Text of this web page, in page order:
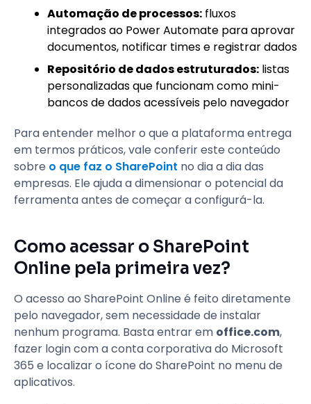
Automação de processos: fluxos
integrados ao Power Automate para aprovar
documentos, notificar times e registrar dados
Repositório de dados estruturados: listas
personalizadas que funcionam como mini-
bancos de dados acessíveis pelo navegador
Para entender melhor o que a plataforma entrega
em termos práticos, vale conferir este conteúdo
sobre o que faz o SharePoint no dia a dia das
empresas. Ele ajuda a dimensionar o potencial da
ferramenta antes de começar a configurá-la.
Como acessar o SharePoint
Online pela primeira vez?
O acesso ao SharePoint Online é feito diretamente
pelo navegador, sem necessidade de instalar
nenhum programa. Basta entrar em office.com,
fazer login com a conta corporativa do Microsoft
365 e localizar o ícone do SharePoint no menu de
aplicativos.